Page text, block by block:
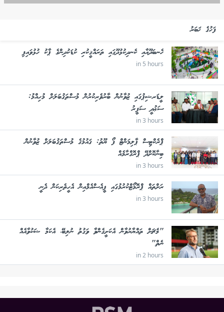
ފަހުގެ ޚަބަރު
ހެނބަދޫއާއި ކެނދިކުޅުދޫގައި ތަރައްޤީކުރި ކުޑަކުދިންގެ ޕާކު ހުޅުވައިފި
in 5 hours
ލީޑަރޝިޕުގައި ޒުވާނުން ބާރުވެރިކުރުން މުސްތަޤުބަލަށް މުހިއްމު:
ސަޢުދީ ސަފީރު
in 3 hours
ޕްރެކްޓިސް ޕާލިމަންޓް ފޯ ޔޫތު: ޤައުމުގެ މުސްތަޤުބަލަށް ޒުވާނުން
ބިނާކޮށްދޭ ޕްރޮގްރާމެއް
in 3 hours
ރަށްތައް ޕްރޮމޯޓްކުރުމުގައި ޕީއެސްއެމްއިން އެހީތެރިކަން ދެނީ
in 3 hours
"މެޗަށް ތައްޔާރުވާން އެކަށީގެންވާ ވަގުތު ނުލިބޭ، އެކަމާ ޝަކުވާއެއް
ނެތް"
in 2 hours